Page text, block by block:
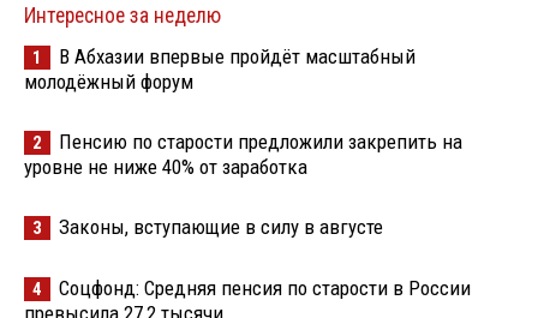
Интересное за неделю
1
В Абхазии впервые пройдёт масштабный
молодёжный форум
2
Пенсию по старости предложили закрепить на
уровне не ниже 40% от заработка
3 Законы, вступающие в силу в августе
4
Соцфонд: Средняя пенсия по старости в России
превысила 27,2 тысячи